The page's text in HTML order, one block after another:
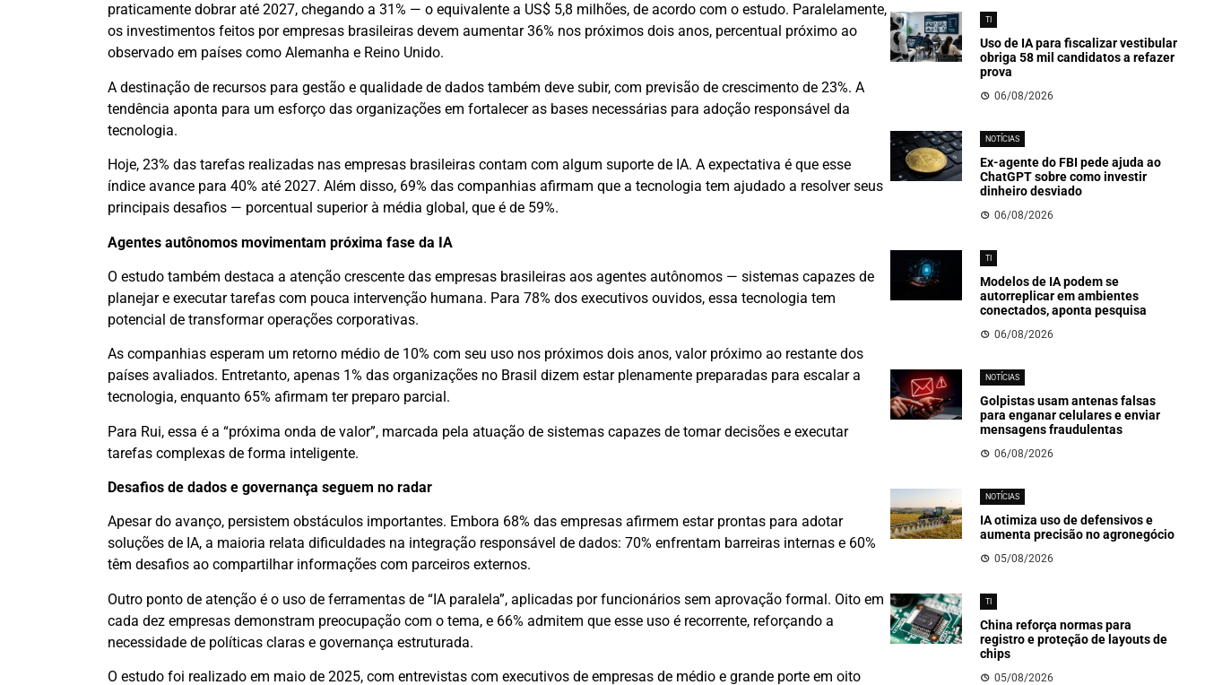
praticamente dobrar até 2027, chegando a 31% — o equivalente a US$ 5,8 milhões, de acordo com o estudo. Paralelamente,
os investimentos feitos por empresas brasileiras devem aumentar 36% nos próximos dois anos, percentual próximo ao
observado em países como Alemanha e Reino Unido.
A destinação de recursos para gestão e qualidade de dados também deve subir, com previsão de crescimento de 23%. A
tendência aponta para um esforço das organizações em fortalecer as bases necessárias para adoção responsável da
tecnologia.
Hoje, 23% das tarefas realizadas nas empresas brasileiras contam com algum suporte de IA. A expectativa é que esse
índice avance para 40% até 2027. Além disso, 69% das companhias afirmam que a tecnologia tem ajudado a resolver seus
principais desafios — porcentual superior à média global, que é de 59%.
Agentes autônomos movimentam próxima fase da IA
O estudo também destaca a atenção crescente das empresas brasileiras aos agentes autônomos — sistemas capazes de
planejar e executar tarefas com pouca intervenção humana. Para 78% dos executivos ouvidos, essa tecnologia tem
potencial de transformar operações corporativas.
As companhias esperam um retorno médio de 10% com seu uso nos próximos dois anos, valor próximo ao restante dos
países avaliados. Entretanto, apenas 1% das organizações no Brasil dizem estar plenamente preparadas para escalar a
tecnologia, enquanto 65% afirmam ter preparo parcial.
Para Rui, essa é a “próxima onda de valor”, marcada pela atuação de sistemas capazes de tomar decisões e executar
tarefas complexas de forma inteligente.
Desafios de dados e governança seguem no radar
Apesar do avanço, persistem obstáculos importantes. Embora 68% das empresas afirmem estar prontas para adotar
soluções de IA, a maioria relata dificuldades na integração responsável de dados: 70% enfrentam barreiras internas e 60%
têm desafios ao compartilhar informações com parceiros externos.
Outro ponto de atenção é o uso de ferramentas de “IA paralela”, aplicadas por funcionários sem aprovação formal. Oito em
cada dez empresas demonstram preocupação com o tema, e 66% admitem que esse uso é recorrente, reforçando a
necessidade de políticas claras e governança estruturada.
O estudo foi realizado em maio de 2025, com entrevistas com executivos de empresas de médio e grande porte em oito
TI
Uso de IA para fiscalizar vestibular
obriga 58 mil candidatos a refazer
prova
06/08/2026
NOTÍCIAS
Ex-agente do FBI pede ajuda ao
ChatGPT sobre como investir
dinheiro desviado
06/08/2026
TI
Modelos de IA podem se
autorreplicar em ambientes
conectados, aponta pesquisa
06/08/2026
NOTÍCIAS
Golpistas usam antenas falsas
para enganar celulares e enviar
mensagens fraudulentas
06/08/2026
NOTÍCIAS
IA otimiza uso de defensivos e
aumenta precisão no agronegócio
05/08/2026
TI
China reforça normas para
registro e proteção de layouts de
chips
05/08/2026